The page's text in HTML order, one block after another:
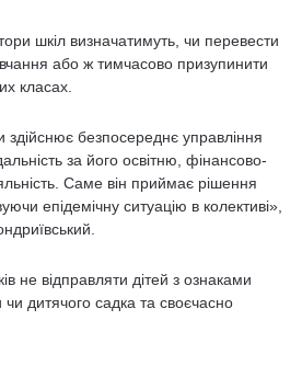
шкіл визначатимуть, чи перевести
або ж тимчасово призупинити
класах.
здійснює безпосереднє управління
за його освітню, фінансово-
Саме він приймає рішення
епідемічну ситуацію в колективі»,
не відправляти дітей з ознаками
дитячого садка та своєчасно